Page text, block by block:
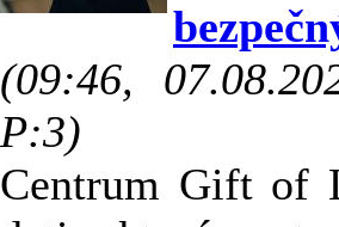
(09:46,
P:3)
Centrum Gift of